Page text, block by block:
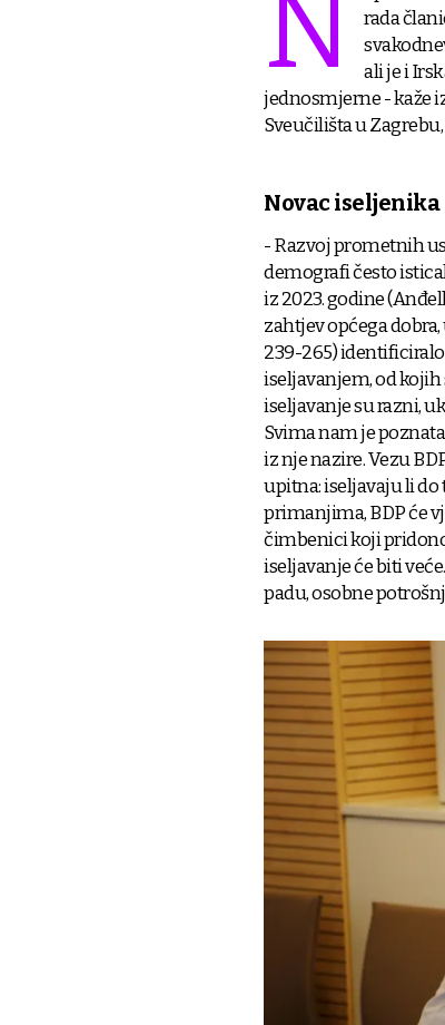
N
rada
ali je i
jednosmjerne - kaže
Sveučilišta u
Novac iseljenika
- Razvoj prometnih
demografi često
iz 2023. godine
zahtjev općega
239-265) identificiralo
iseljavanjem, od kojih
iseljavanje su razni,
Svima nam je
iz nje nazire. Vezu
upitna: iseljavaju li
primanjima, BDP će
čimbenici koji
iseljavanje će biti
padu, osobne